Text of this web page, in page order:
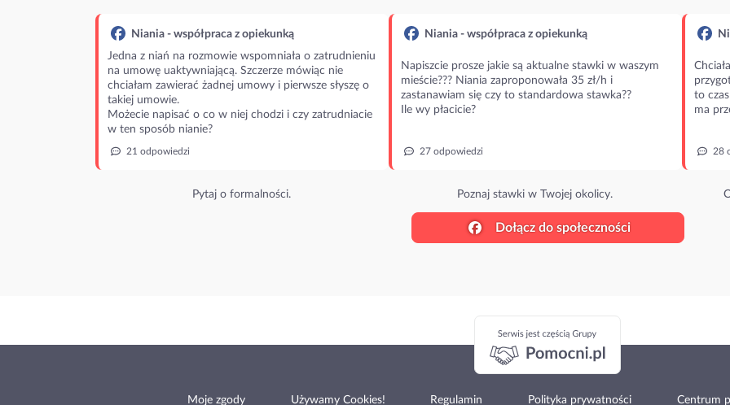
Niania - współpraca z opiekunką
Jedna z niań na rozmowie wspomniała o zatrudnieniu
na umowę uaktywniającą. Szczerze mówiąc nie
chciałam zawierać żadnej umowy i pierwsze słyszę o
takiej umowie.
Możecie napisać o co w niej chodzi i czy zatrudniacie
w ten sposób nianie?
21 odpowiedzi
Pytaj o formalności.
Niania - współpraca z opiekunką
Napiszcie prosze jakie są aktualne stawki w waszym
mieście??? Niania zaproponowała 35 zł/h i
zastanawiam się czy to standardowa stawka??
Ile wy płacicie?
27 odpowiedzi
Poznaj stawki w Twojej okolicy.
to
ma
28
Dołącz do społeczności
Moje zgody Używamy Cookies! Regulamin Polityka prywatności Centrum